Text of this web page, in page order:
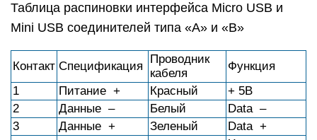
Таблица распиновки интерфейса Micro USB и
Mini USB соединителей типа «А» и «В»
Контакт Спецификация
Проводник
кабеля
Функция
1
Питание + Красный
+ 5В
2
Данные – Белый
Data –
3
Данные + Зеленый
Data +